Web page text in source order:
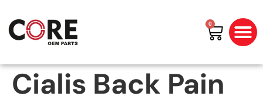
0
Cialis Back Pain